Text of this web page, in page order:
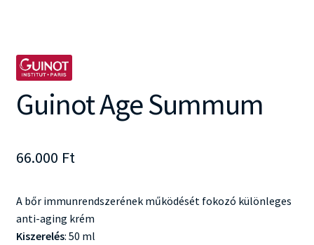
Guinot Age Summum
66.000 Ft
A bőr immunrendszerének működését fokozó különleges
anti-aging krém
Kiszerelés: 50 ml